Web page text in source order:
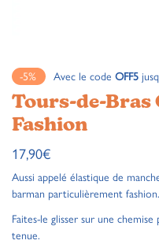
-5% Avec le code OFF5
Tours-de-Bras
Fashion
17,90€
Aussi appelé élastique de
barman particulièrement fashion.
Faites-le glisser sur une
tenue.